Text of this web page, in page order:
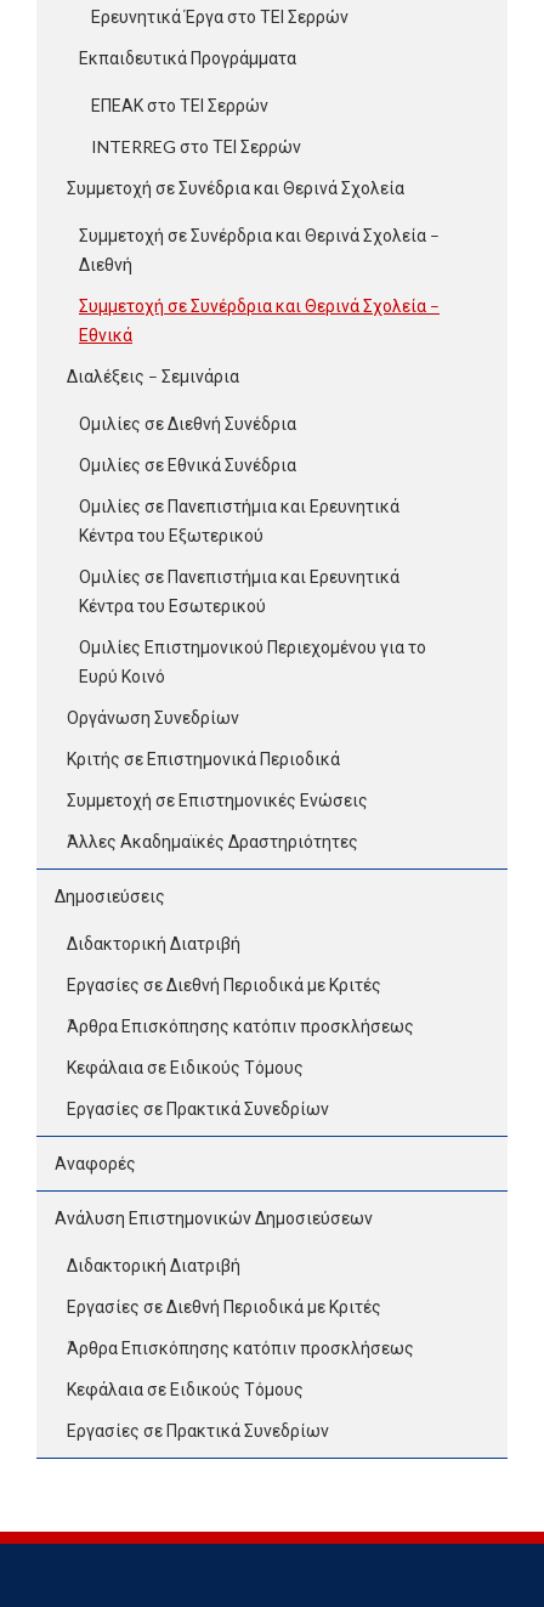
Ερευνητικά Έργα στο ΤΕΙ Σερρών
Εκπαιδευτικά Προγράμματα
ΕΠΕΑΚ στο ΤΕΙ Σερρών
INTERREG στο ΤΕΙ Σερρών
Συμμετοχή σε Συνέδρια και Θερινά Σχολεία
Συμμετοχή σε Συνέρδρια και Θερινά Σχολεία –
Διεθνή
Συμμετοχή σε Συνέρδρια και Θερινά Σχολεία –
Εθνικά
Διαλέξεις – Σεμινάρια
Ομιλίες σε Διεθνή Συνέδρια
Ομιλίες σε Εθνικά Συνέδρια
Ομιλίες σε Πανεπιστήμια και Ερευνητικά
Κέντρα του Εξωτερικού
Ομιλίες σε Πανεπιστήμια και Ερευνητικά
Κέντρα του Εσωτερικού
Ομιλίες Επιστημονικού Περιεχομένου για το
Ευρύ Κοινό
Οργάνωση Συνεδρίων
Κριτής σε Επιστημονικά Περιοδικά
Συμμετοχή σε Επιστημονικές Ενώσεις
Άλλες Ακαδημαϊκές Δραστηριότητες
Δημοσιεύσεις
Διδακτορική Διατριβή
Εργασίες σε Διεθνή Περιοδικά με Κριτές
Άρθρα Επισκόπησης κατόπιν προσκλήσεως
Κεφάλαια σε Ειδικούς Τόμους
Εργασίες σε Πρακτικά Συνεδρίων
Αναφορές
Ανάλυση Επιστημονικών Δημοσιεύσεων
Διδακτορική Διατριβή
Εργασίες σε Διεθνή Περιοδικά με Κριτές
Άρθρα Επισκόπησης κατόπιν προσκλήσεως
Κεφάλαια σε Ειδικούς Τόμους
Εργασίες σε Πρακτικά Συνεδρίων